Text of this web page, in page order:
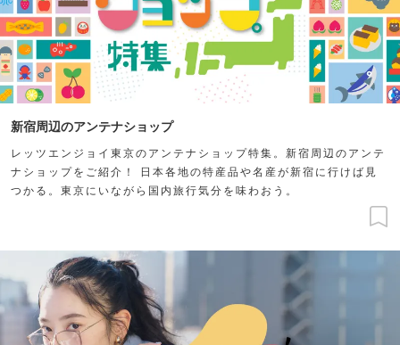
新宿周辺のアンテナショップ
レッツエンジョイ東京のアンテナショップ特集。新宿周辺のアンテ
ナショップをご紹介！ 日本各地の特産品や名産が新宿に行けば見
つかる。東京にいながら国内旅行気分を味わおう。